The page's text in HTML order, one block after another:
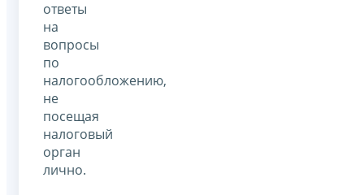
ответы
на
вопросы
по
налогообложению,
не
посещая
налоговый
орган
лично.